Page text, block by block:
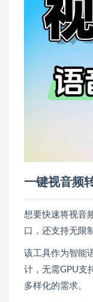
一键视音频
想要快速将视音
口，还支持无限
该工具作为智能
计，无需GPU支
多样化的需求。